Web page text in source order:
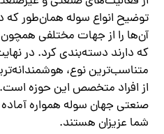
توضیح انواع سوله همان‌طور که
آن‌ها را از جهات مختلفی
که دارند دسته‌بندی کرد. در
متناسب‌ترین نوع،
از افراد متخصص این حوزه است.
صنعتی جهان سوله همواره
شما عزیزان هستند.